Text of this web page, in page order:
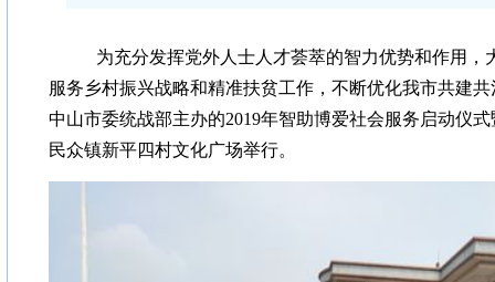
为充分发挥党外人士人才荟萃的智力优势和作用，
服务乡村振兴战略和精准扶贫工作，不断优化我市共建
中山市委统战部主办的2019年智助博爱社会服务启动仪
民众镇新平四村文化广场举行。